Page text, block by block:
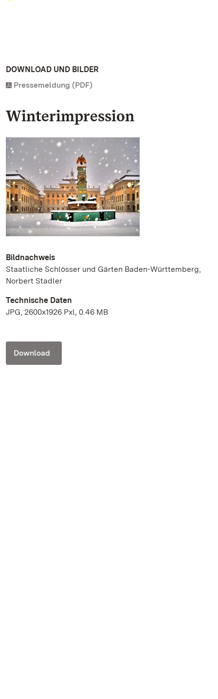
DOWNLOAD UND BILDER
Pressemeldung (PDF)
Winterimpression
Bildnachweis
Staatliche Schlösser und Gärten Baden-Württemberg,
Norbert Stadler
Technische Daten
JPG, 2600x1926 Pxl, 0.46 MB
Download